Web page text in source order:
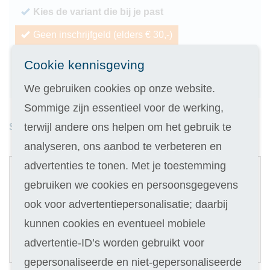
Kies de variant die bij je past
Geen inschrijfgeld (elders € 30,-)
Studieduur: 8 maanden
319
Selecteer
Of in termijnen: 10 x 35,90
Cookie kennisgeving
We gebruiken cookies op onze website.
Sommige zijn essentieel voor de werking,
terwijl andere ons helpen om het gebruik te
analyseren, ons aanbod te verbeteren en
advertenties te tonen. Met je toestemming
gebruiken we cookies en persoonsgegevens
ook voor advertentiepersonalisatie; daarbij
kunnen cookies en eventueel mobiele
advertentie-ID’s worden gebruikt voor
gepersonaliseerde en niet-gepersonaliseerde